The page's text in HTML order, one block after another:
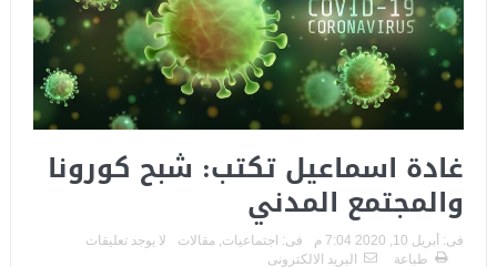
غادة اسماعيل تكتب: شبح كورونا
والمجتمع المدني
فى: أبريل 10, 2020 7:04 م فى: اجتماعيات مقالات
لا يوجد تعليقات
طباعة
البريد الالكترونى